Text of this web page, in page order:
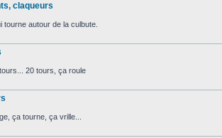
claqueurs
tourne autour de la culbute.
20 tours, ça roule
ça tourne, ça vrille...